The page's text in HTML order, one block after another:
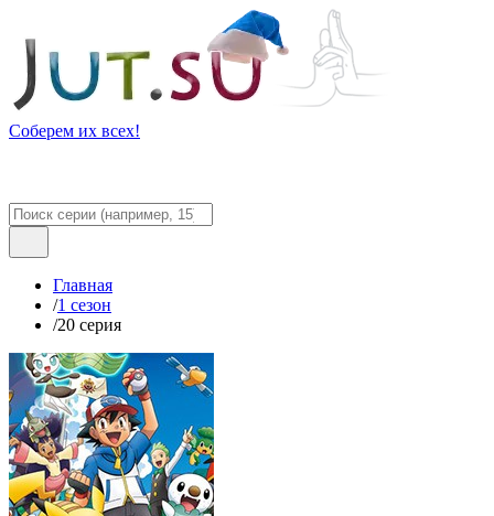
Соберем их всех!
Главная
/1 сезон
/20 серия